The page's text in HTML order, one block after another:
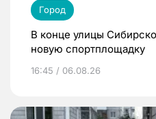
Город
В конце улицы
новую спортплощадку
16:45 / 06.08.26